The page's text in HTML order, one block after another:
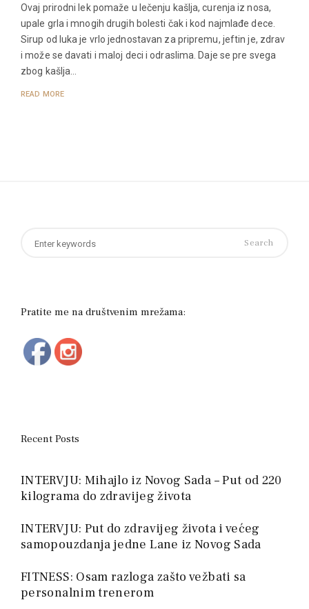
Ovaj prirodni lek pomaže u lečenju kašlja, curenja iz nosa,
upale grla i mnogih drugih bolesti čak i kod najmlađe dece.
Sirup od luka je vrlo jednostavan za pripremu, jeftin je, zdrav
i može se davati i maloj deci i odraslima. Daje se pre svega
zbog kašlja…
READ MORE
for:
Pratite me na društvenim mrežama:
Recent Posts
INTERVJU: Mihajlo iz Novog Sada – Put od 220
kilograma do zdravijeg života
INTERVJU: Put do zdravijeg života i većeg
samopouzdanja jedne Lane iz Novog Sada
FITNESS: Osam razloga zašto vežbati sa
personalnim trenerom